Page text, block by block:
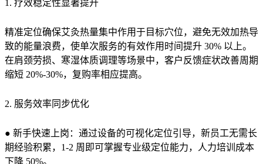
1. 疗效稳定性显著提升
精准定位确保艾灸热量集中作用于目标穴位，避免无效加热导
致的能量浪费，使单次服务的有效作用时间提升 30% 以上。
在肩颈劳损、寒湿体质调理等场景中，客户反馈症状改善周期
缩短 20%-30%，复购率相应提高。
2. 服务效率同步优化
● 新手快速上岗：通过设备的可视化定位引导，新员工无需长
期经验积累，1-2 周即可掌握专业级定位能力，人力培训成本
下降 50%。